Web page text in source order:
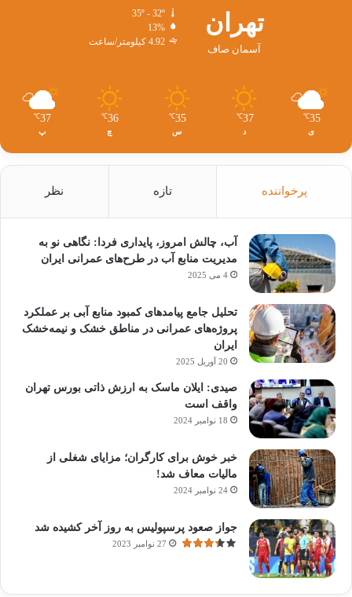
تهران
آسمان صاف
35º - 32º
13%
4.92 کیلومتر/ساعت
35
℃
ی
37
℃
د
35
℃
س
36
℃
چ
37
℃
پ
پرخواننده تازه نظر
آب، چالش امروز، پایداری فردا: نگاهی نو به
مدیریت منابع آب در طرح‌های عمرانی ایران
4 می 2025
تحلیل جامع پیامدهای کمبود منابع آبی بر عملکرد
پروژه‌های عمرانی در مناطق خشک و نیمه‌خشک
ایران
20 آوریل 2025
صیدی: ایلان ماسک به ارزش ذاتی بورس تهران
واقف است
18 نوامبر 2024
خبر خوش برای کارگران؛ مزایای شغلی از
مالیات معاف شد!
24 نوامبر 2024
جواز صعود پرسپولیس به روز آخر کشیده شد
27 نوامبر 2023